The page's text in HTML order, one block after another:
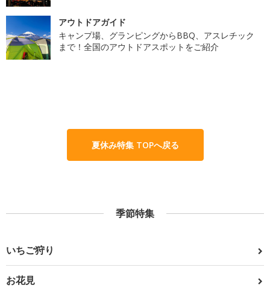
アウトドアガイド
キャンプ場、グランピングからBBQ、アスレチック
まで！全国のアウトドアスポットをご紹介
夏休み特集 TOPへ戻る
季節特集
いちご狩り
お花見